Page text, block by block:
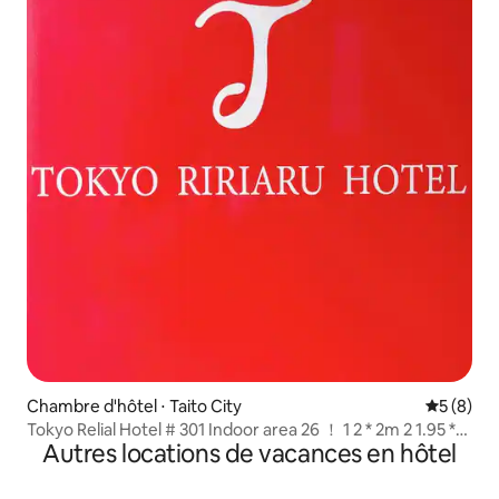
Chambre d'hôtel ⋅ Taito City
5 (8)
Tokyo Relial Hotel # 301 Indoor area 26 ！ 1 2 * 2m 2 1.95 *
1m petit lit peut accueillir 4 personnes en même temps
Autres locations de vacances en hôtel